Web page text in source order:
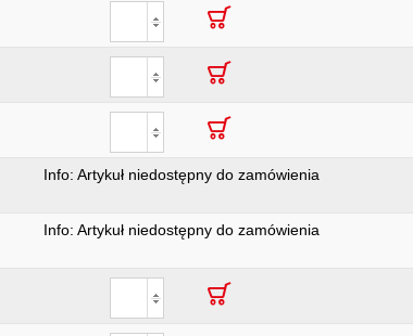
Info: Artykuł niedostępny do zamówienia
Info: Artykuł niedostępny do zamówienia